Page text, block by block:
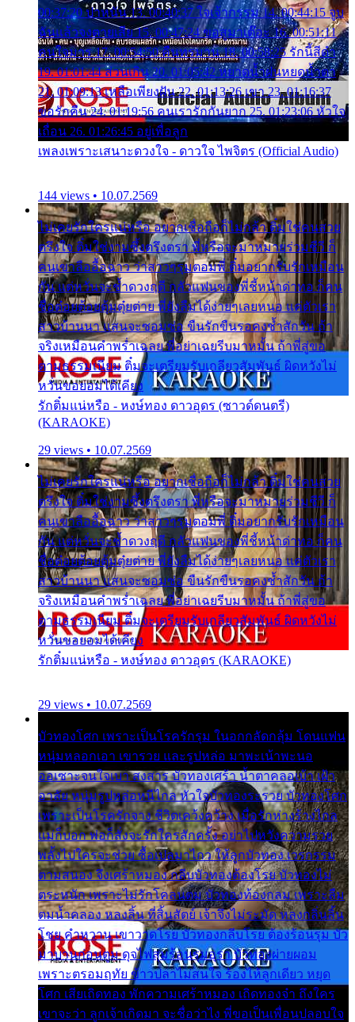
00:37:20 ปาหนัน 13. 00:40:37 ใจเจ้ากรรม 14. 00:44:15 จูบ
ฉันแล้วจงตายเสีย 15. 00:47:24 ขอสูมาเต๊อะ 16. 00:51:11
คนใจมาร 17. 00:54:50 คืนทรมาน 18. 00:58:25 รักนี้สีดำ
19. 01:01:44 ส่วนเกิน 20. 01:05:42 หยาดน้ำฝนหยดน้ำตา
21. 01:09:13 เหลือเพียงฝัน 22. 01:13:26 เขา 23. 01:16:37
ขอรักคืน 24. 01:19:56 คนเรารักกันยาก 25. 01:23:06 หัวใจ
เถื่อน 26. 01:26:45 อยู่เพื่อลูก
เพลงเพราะเสนาะดวงใจ - ดาวใจ ไพจิตร (Official Audio)
144 views • 10.07.2569
ไม่เคยรักใครแน่หรือ อยากเชื่อถือก็ไม่กล้า ติ๋มใช่คนสวย
ตรึงใจ ติ๋มใช่งามซึ้งตรึงตรา พี่หรือจะมาหมายร่วมชีวี ก็
คนเขาลืออื้อฉาว ว่าสาวๆรุมตอมพี่ ติ๋มอยากรับรักเหมือน
กัน แต่หวั่นจะช้ำดวงฤดี กลัวแฟนของพี่ชี้หน้าด่าทอ ก็คน
ชื่อต๋อยต้อยตุ้มตุ๋ยต่าย พี่ยังลืมได้ง่ายๆเลยหนอ แค่ตัวเรา
สาวบ้านนา แสนจะซอมซ่อ ขืนรักขืนรอคงช้ำสักวัน ถ้า
จริงเหมือนคำพร่ำเฉลย พี่อย่าเฉยรีบมาหมั้น ถ้าพี่สู่ขอ
ตามธรรมเนียม ติ๋มจะเตรียมรับเกลียวสัมพันธ์ ผิดหวังไม่
หวั่นขอยอมได้เคียง
รักติ๋มแน่หรือ - หงษ์ทอง ดาวอุดร (ซาวด์ดนตรี)
(KARAOKE)
29 views • 10.07.2569
ไม่เคยรักใครแน่หรือ อยากเชื่อถือก็ไม่กล้า ติ๋มใช่คนสวย
ตรึงใจ ติ๋มใช่งามซึ้งตรึงตรา พี่หรือจะมาหมายร่วมชีวี ก็
คนเขาลืออื้อฉาว ว่าสาวๆรุมตอมพี่ ติ๋มอยากรับรักเหมือน
กัน แต่หวั่นจะช้ำดวงฤดี กลัวแฟนของพี่ชี้หน้าด่าทอ ก็คน
ชื่อต๋อยต้อยตุ้มตุ๋ยต่าย พี่ยังลืมได้ง่ายๆเลยหนอ แค่ตัวเรา
สาวบ้านนา แสนจะซอมซ่อ ขืนรักขืนรอคงช้ำสักวัน ถ้า
จริงเหมือนคำพร่ำเฉลย พี่อย่าเฉยรีบมาหมั้น ถ้าพี่สู่ขอ
ตามธรรมเนียม ติ๋มจะเตรียมรับเกลียวสัมพันธ์ ผิดหวังไม่
หวั่นขอยอมได้เคียง
รักติ๋มแน่หรือ - หงษ์ทอง ดาวอุดร (KARAOKE)
29 views • 10.07.2569
บัวทองโศก เพราะเป็นโรครักรุม ในอกกลัดกลุ้ม โดนแฟน
หนุ่มหลอกเอา เขารวย และรูปหล่อ มาพะเน้าพะนอ
ออเซาะจนใจเบา สงสาร บัวทองเศร้า น้ำตาคลอเบ้า เฝ้า
อาลัย หนุ่มรูปหล่อหนีไกล หัวใจบัวทองระรวย บัวทองโศก
เพราะเป็นโรครักจาง ชีวิตเคว้งคว้าง เมื่อรักห่างร้างไกล
แม่ก็บอก พ่อก็สั่งจะรักใครสักครั้ง อย่าไปหวังความรวย
พลั้งไปใครจะช่วย ซื้อเปลมาไกว ให้ลูกบัวทอง เวรกรรม
ตามสนอง จึงเศร้าหมอง กลีบบัวทองต้องโรย บัวทองไม่
ตระหนัก เพราะไม่รักโคลนตม บัวทองท้องกลม เพราะลืม
ตมน้ำคลอง หลงลิ้น ที่สิ้นสัตย์ เจ้าจึงไม่ระมัด หลงกลิ่นลิ้น
โชย คำหวาน เขาวาดโรย บัวทองกลีบโรย ต้องร้อนรุม บัว
มาบานก่อนตูม ดุจไฟสุมร้อนรุมอุรา บัวทองผ่ายผอม
เพราะตรอมฤทัย ข้าวปลาไม่สนใจ ร้องไห้ลูกเดียว หยุด
โศก เสียเถิดทอง พักความเศร้าหมอง เถิดทองจ๋า ถึงใคร
เขาจะว่า ลูกเจ้าเกิดมา จะชื่อว่าไง พี่ขอเป็นเพื่อนปลอบใจ